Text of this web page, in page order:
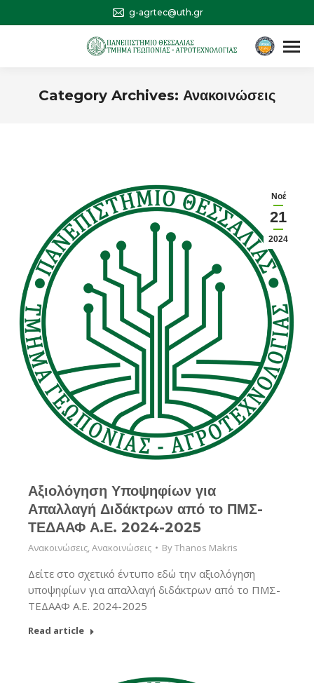
g-agrtec@uth.gr
Category Archives: Ανακοινώσεις
Νοέ
21
2024
Αξιολόγηση Υποψηφίων για
Απαλλαγή Διδάκτρων από το ΠΜΣ-
ΤΕΔΑΑΦ Α.Ε. 2024-2025
Ανακοινώσεις,Ανακοινώσεις ByThanos Makris
Δείτε στο σχετικό έντυπο εδώ την αξιολόγηση
υποψηφίων για απαλλαγή διδάκτρων από το ΠΜΣ-
ΤΕΔΑΑΦ Α.Ε. 2024-2025
Read article